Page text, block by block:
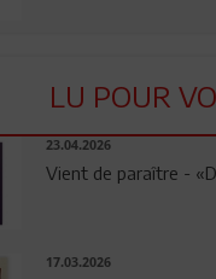
LU POUR
23.04.2026
Vient de paraître -
17.03.2026